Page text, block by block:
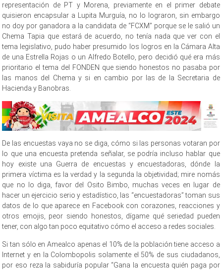
representación de PT y Morena, previamente en el primer debate
quisieron encapsular a Lupita Murguía, no lo lograron, sin embargo
no doy por ganadora a la candidata de “FCXM” porque se le salió un
Chema Tapia que estará de acuerdo, no tenía nada que ver con el
tema legislativo, pudo haber presumido los logros en la Cámara Alta
de una Estrella Rojas o un Alfredo Botello, pero decidió qué era más
prioritario el tema del FONDEN que siendo honestos no pasaba por
las manos del Chema y si en cambio por las de la Secretaria de
Hacienda y Banobras.
De las encuestas vaya no se diga, cómo si las personas votaran por
lo que una encuesta pretenda señalar, se podría incluso hablar que
hoy existe una Guerra de encuestas y encuestadoras, dónde la
primera víctima es la verdad y la segunda la objetividad; mire nomás
que no lo diga, favor del Osito Bimbo, muchas veces en lugar de
hacer un ejercicio serio y estadístico, las “encuestadoras” toman sus
datos de lo que aparece en Facebook con corazones, reacciones y
otros emojis, peor siendo honestos, dígame qué seriedad pueden
tener, con algo tan poco equitativo cómo el acceso a redes sociales.
Si tan sólo en Amealco apenas el 10% de la población tiene acceso a
Internet y en la Colombopolis solamente el 50% de sus ciudadanos,
por eso reza la sabiduría popular “Gana la encuesta quién paga por